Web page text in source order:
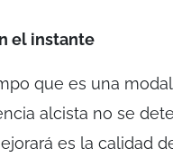
el instante
que es una
alcista no se
es la calidad